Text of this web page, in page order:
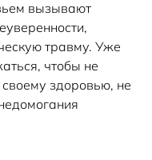
вызывают
травму. Уже
чтобы не
здоровью, не